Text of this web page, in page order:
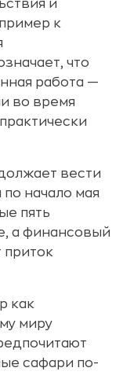
и
к
что
работа —
во время
вести
по начало мая
пять
а финансовый
как
миру
сафари по-